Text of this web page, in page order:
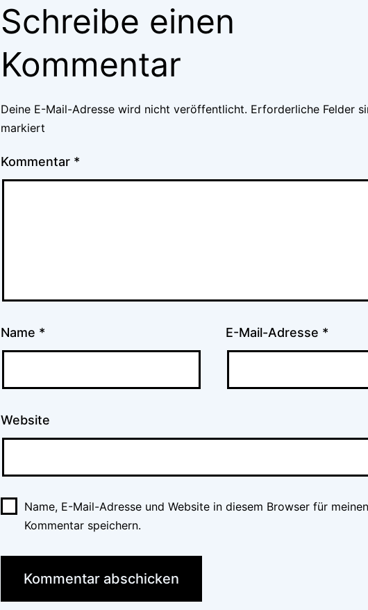
Schreibe einen
Kommentar
Deine E-Mail-Adresse wird nicht veröffentlicht. Erforderliche Felder
markiert
Kommentar *
Name * E-Mail-Adresse *
Website
Name, E-Mail-Adresse und Website in diesem Browser für
Kommentar speichern.